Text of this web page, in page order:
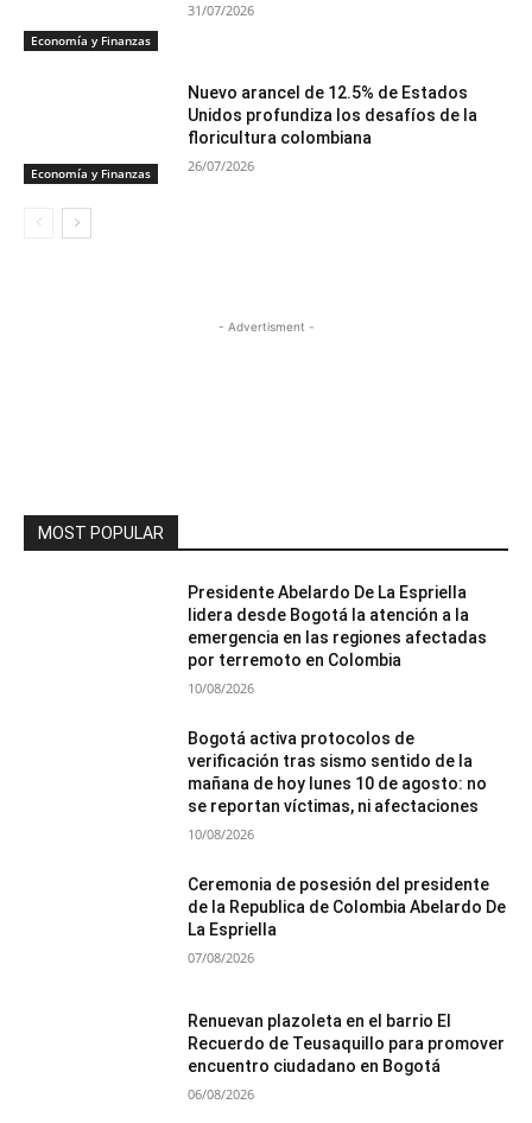
Economía y Finanzas
31/07/2026
Economía y Finanzas
Nuevo arancel de 12.5% de Estados
Unidos profundiza los desafíos de la
floricultura colombiana
26/07/2026
- Advertisment -
MOST POPULAR
Presidente Abelardo De La Espriella
lidera desde Bogotá la atención a la
emergencia en las regiones afectadas
por terremoto en Colombia
10/08/2026
Bogotá activa protocolos de
verificación tras sismo sentido de la
mañana de hoy lunes 10 de agosto: no
se reportan víctimas, ni afectaciones
10/08/2026
Ceremonia de posesión del presidente
de la Republica de Colombia Abelardo De
La Espriella
07/08/2026
Renuevan plazoleta en el barrio El
Recuerdo de Teusaquillo para promover
encuentro ciudadano en Bogotá
06/08/2026